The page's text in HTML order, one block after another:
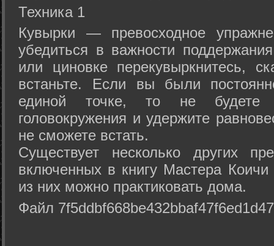
Техника 1
Кувырки — превосходное
убедиться в важности
или циновке перекувыркнитесь,
встаньте. Если вы были
единой точке, то не будете
головокружения и удержите
не сможете встать.
Существует несколько других
включенных в книгу Мастера
из них можно практиковать дома.
Файл